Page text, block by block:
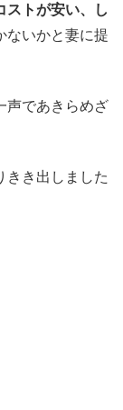
ストが安い、し
ないかと妻に提
声であきらめざ
きき出しました